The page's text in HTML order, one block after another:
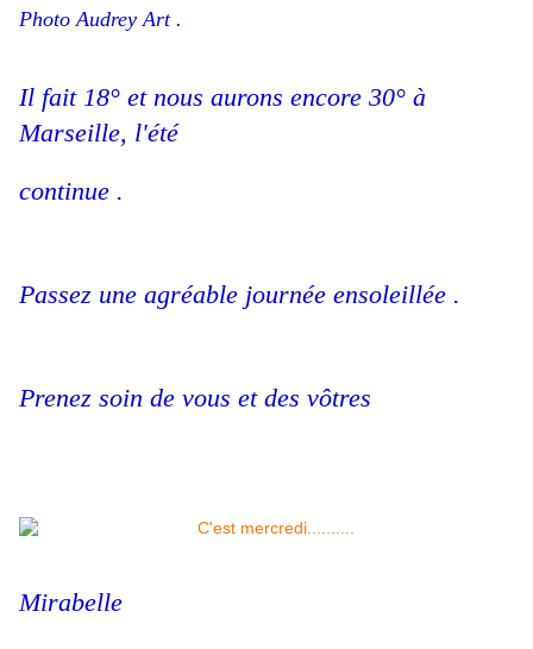
Photo Audrey Art .
Il fait 18° et nous aurons encore 30° à
Marseille, l'été
continue .
Passez une agréable journée ensoleillée .
Prenez soin de vous et des vôtres
Mirabelle